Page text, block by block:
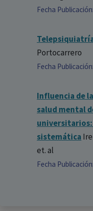
Fecha
Portocarrero
Fecha
Influencia de
salud mental
sistemática
et. al
Fecha